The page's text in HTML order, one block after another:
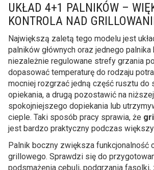
UKŁAD 4+1 PALNIKÓW –
KONTROLA NAD
Największą zaletą tego modelu jest
palników głównych oraz jednego
niezależnie regulowane strefy grzania
dopasować temperaturę do rodzaju
mocniej rozgrzać jedną część rusztu do
opiekania, a drugą pozostawić na
spokojniejszego dopiekania lub
cieple. Taki sposób pracy sprawia, że
jest bardzo praktyczny podczas
Palnik boczny zwiększa funkcjonalność
grillowego. Sprawdzi się do
podsmażenia cebuli, podgrzania fasolki,